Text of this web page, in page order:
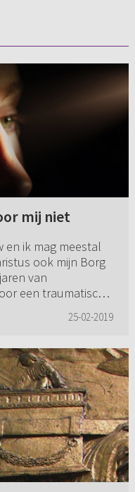
mij niet
en ik mag meestal
ook mijn Borg
van
een traumatisch
25-02-2019